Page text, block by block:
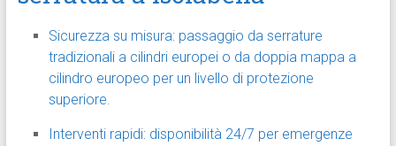
Sicurezza su misura: passaggio da serrature
tradizionali a cilindri europei o da doppia mappa a
cilindro europeo per un livello di protezione
superiore.
Interventi rapidi: disponibilità 24/7 per emergenze